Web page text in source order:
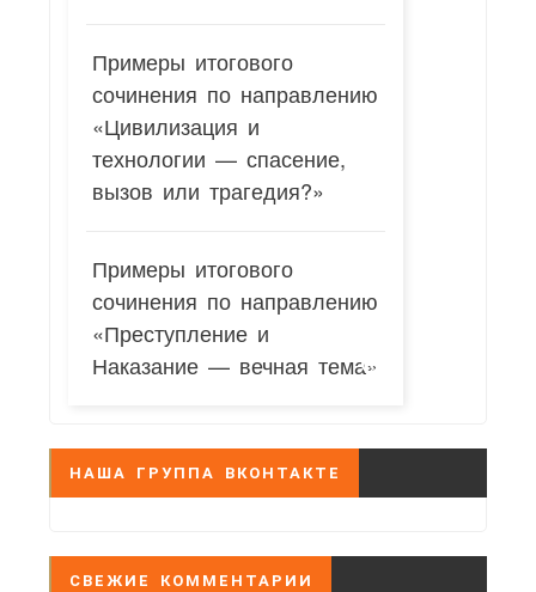
Примеры итогового
сочинения по направлению
«Цивилизация и
технологии — спасение,
вызов или трагедия?»
Примеры итогового
сочинения по направлению
«Преступление и
Наказание — вечная тема»
НАША ГРУППА ВКОНТАКТЕ
СВЕЖИЕ КОММЕНТАРИИ